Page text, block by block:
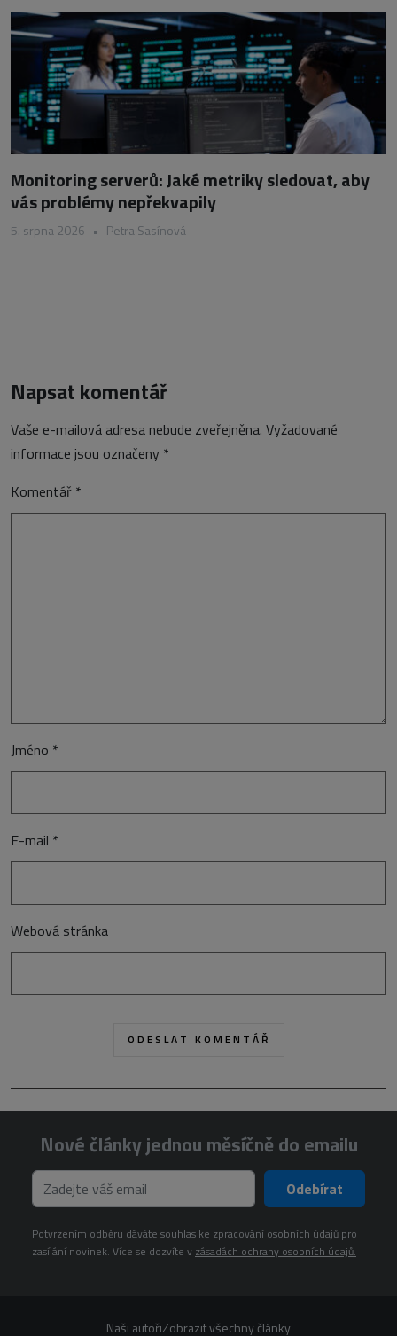
Monitoring serverů: Jaké metriky sledovat, aby
vás problémy nepřekvapily
5. srpna 2026 • Petra Sasínová
Napsat komentář
Vaše e-mailová adresa nebude zveřejněna. Vyžadované
informace jsou označeny *
Komentář *
Jméno *
E-mail *
Webová stránka
Nové články jednou měsíčně do emailu
Odebírat
Potvrzením odběru dáváte souhlas ke zpracování osobních údajů pro
zasílání novinek. Více se dozvíte v zásadách ochrany osobních údajů.
Naši autořiZobrazit všechny články